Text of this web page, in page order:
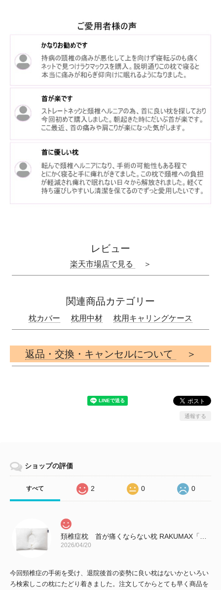
レビュー
楽天市場店で見る ＞
関連商品カテゴリー
枕カバー 枕用中材 枕用キャリングケース
返品・交換・キャンセルについて ＞
通報する
ショップの評価
すべて 2 0 0
2026/04/20
今回頸椎症の手術を受け、退院後首の姿勢に良い枕はないかといろい
ろ検索しこの枕にたどり着きました。注文してからとても早く商品を